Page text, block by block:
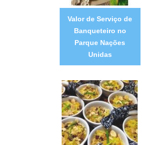
Valor de Serviço de
Banqueteiro no
Parque Nações
Unidas